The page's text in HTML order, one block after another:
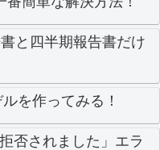
と四半期報告書だけ
を作ってみる！
否されました」エラ